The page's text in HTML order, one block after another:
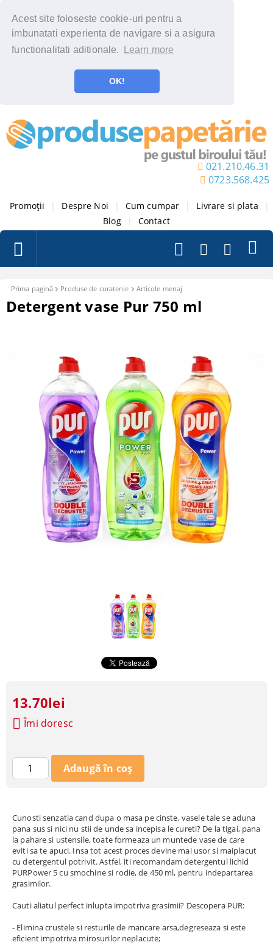
Acest site foloseste cookie-uri pentru a
imbunatati experienta de navigare si a asigura
functionalitati aditionale.
Learn more
OK!
021.210.46.31
0723.568.425
Promoții Despre Noi Cum cumpar Livrare si plata
Blog
Contact
Prima pagină Produse de curatenie Articole menaj
Detergent vase Pur 750 ml
Cunosti senzatia cand dupa o masa pe cinste, vasele tale se aduna
pana sus si nici nu stii de unde sa incepisa le cureti? De la tigai, pana
la pahare si ustensile, toate formeaza un muntede vase de care
eviti sa te apuci. Insa tot acest proces devine mai usor si maiplacut
cu detergentul potrivit. Astfel, iti recomandam detergentul lichid
PURPower 5 cu smochine si rodie, de 450 ml, pentru indepartarea
grasimilor.
Cauti aliatul perfect inlupta impotriva grasimii? Descopera PUR:
- Elimina crustele si resturile de mancare arsa,degreseaza si este
eficient impotriva mirosurilor neplacute;
13.70lei
Îmi doresc